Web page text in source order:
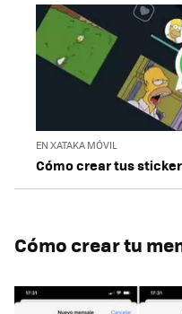
EN XATAKA MÓVIL
Cómo crear tus
Cómo crear tu